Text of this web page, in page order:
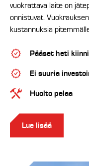
vuokrattava laite on
onnistuvat.
kustannuksia
Pääset heti
Ei suuria
Huolto pelaa
Lue lisää